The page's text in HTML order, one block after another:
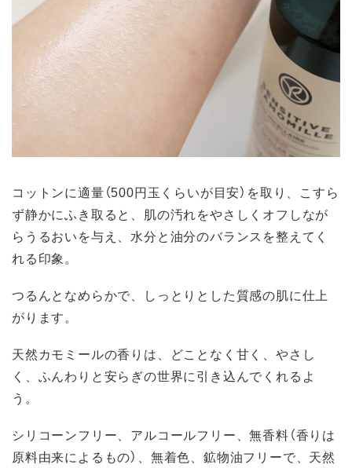
コットンに適量（500円玉くらいが目安）を取り、こすら
ず静かにふき取ると、肌の汚れをやさしくオフしなが
らうるおいを与え、水分と油分のバランスを整えてく
れる印象。
つるんとなめらかで、しっとりとした質感の肌に仕上
がります。
天然カモミールの香りは、どことなく甘く、やさし
く、ふんわりと安らぎの世界に引き込んでくれるよ
う。
シリコーンフリー、アルコールフリー、無香料（香りは
原料由来によるもの）、無着色、鉱物油フリーで、天然